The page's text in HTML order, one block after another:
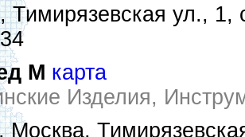
Тимирязевская ул., 1,
М карта
Изделия,
Москва,